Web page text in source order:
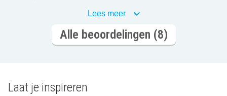
Lees meer
Alle beoordelingen (8)
Laat je inspireren